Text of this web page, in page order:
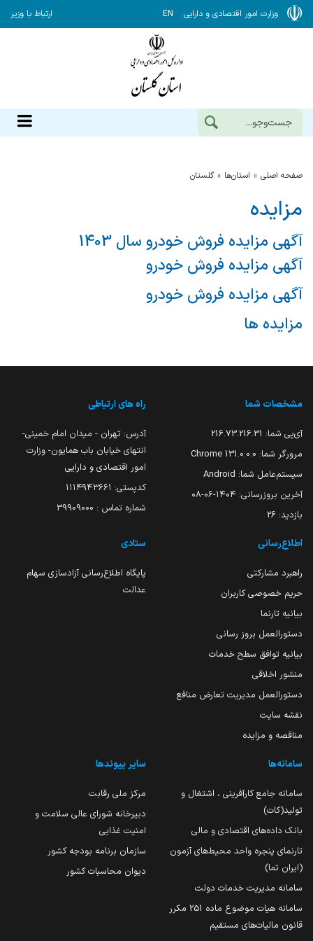
وزارت امور اقتصادی و دارایی EN ارتباط با وزیر
صفحه اصلی استان‌ها گلستان
مزایده
آگهی مزایده فروش خودرو سال 1403
آگهی مزایده فروش خودرو
آگهی مزایده فروش خودرو
مزایده ها
مشخصات شما
آی‌پی شما: 216.73.216.31
مرورگر شما: 131.0.0.0 Chrome
سیستم‌عامل شما: Android
آخرین بروزرسانی: ۱۴۰۴-۰۶-۰۸
بازدید: 26
راه های ارتباطی
آدرس: تهران - میدان امام خمینی-
انتهای خیابان باب همایون- وزارت
امور اقتصادی و دارایی
کدپستی: ۱۱۱۴۹۴۳۶۶۱
شماره تماس : 39909000
اطلاع‌رسانی
راهبرد مشارکتی
حریم خصوصی کاربران
بیانیه تارنما
دستورالعمل بروز رسانی
بیانیه توافق سطح خدمات
منشور اخلاقی
دستورالعمل مدیریت تعارض منافع
نقشه سایت
مناقصه و مزایده
ستادی
پایگاه اطلاع‌رسانی آزادسازی سهام
عدالت
سامانه‌ها
سامانه جامع کارآفرینی ، اشتغال و
تولید(کات)
بانک داده‌های اقتصادی و مالی
تارنمای پنجره واحد محیط‌های آزمون
(ایران تما)
سامانه مدیریت خدمات دولت
سامانه هیات موضوع ماده 251 مکرر
قانون مالیات‌های مستقیم
سایر پیوندها
مرکز ملی رقابت
دبیرخانه شورای عالی سلامت و
امنیت غذایی
سازمان برنامه بودجه کشور
دیوان محاسبات کشور